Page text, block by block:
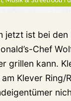
jetzt ist bei den
Chef
grillen kann.
am Klever